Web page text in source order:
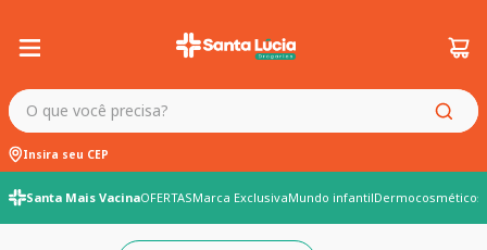
O que você precisa?
Insira seu CEP
Santa Mais VacinaOFERTASMarca ExclusivaMundo infantilDermocosméticos